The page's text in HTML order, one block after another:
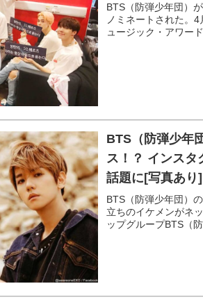
BTS（防弾少年団）
ノミネートされた。
ュージック・アワー
BTS（防弾少年
ス！？ インスタ
話題に[写真あり]
BTS（防弾少年団）
立ちのイケメンがネ
ップグループBTS（